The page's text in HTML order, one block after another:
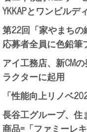
YKKAPとワンビルデ
第22回「家やまち
応募者全員に色鉛筆
アイ工務店、新CM
ラクターに起用
「性能向上リノベ
長谷工グループ、
商品=「ファミーレ